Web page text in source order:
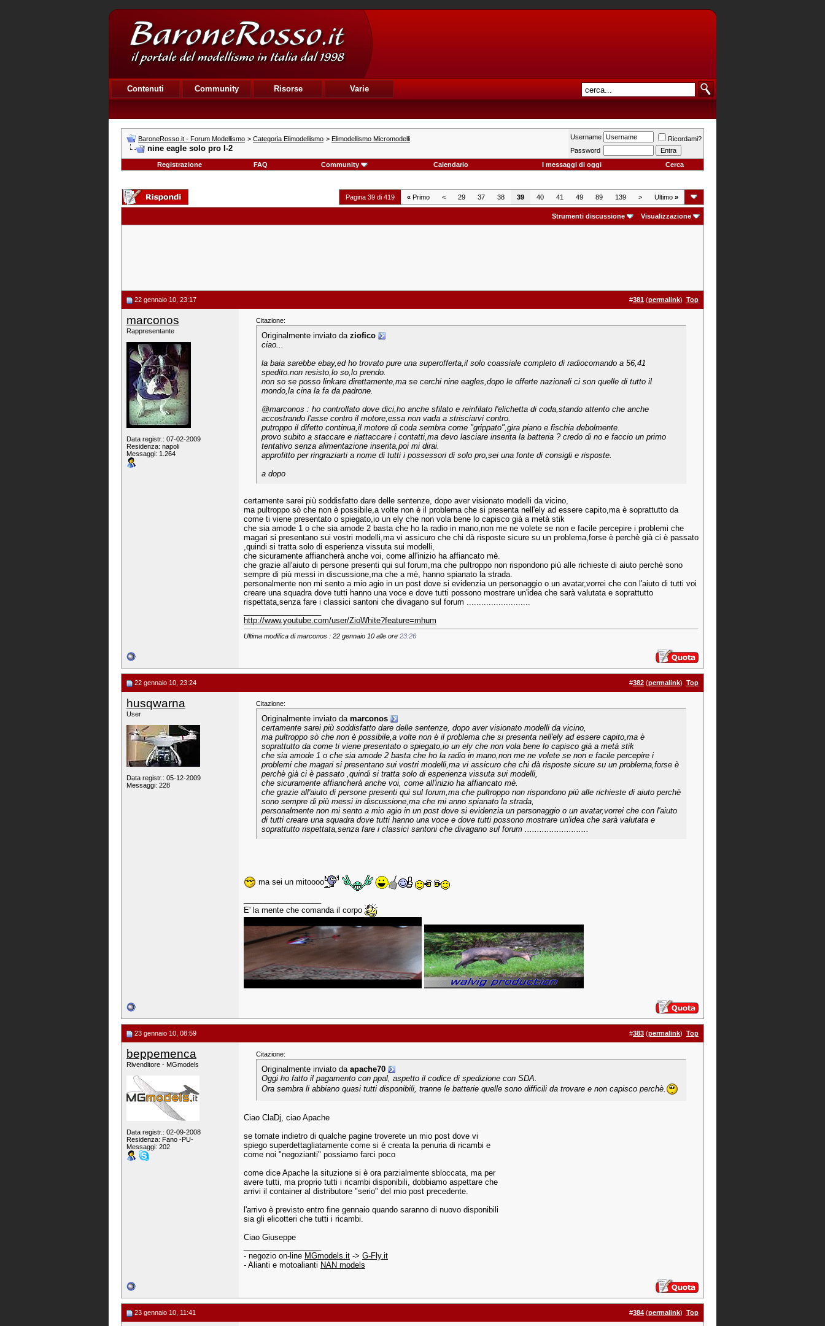
Contenuti Community Risorse Varie
BaroneRosso.it - Forum Modellismo > Categoria Elimodellismo > Elimodellismo Micromodelli
nine eagle solo pro I-2
Username
Ricordami?
Password
Registrazione
FAQ Community Calendario I messaggi di oggi Cerca
Pagina 39 di 419 « Primo < 29 37 38 39 40 41 49 89 139 > Ultimo »
Strumenti discussione Visualizzazione
22 gennaio 10, 23:17 #381 (permalink) Top
marconos
Rappresentante
Data registr.: 07-02-2009
Residenza: napoli
Messaggi: 1.264
Citazione:
Originalmente inviato da ziofico
ciao...
la baia sarebbe ebay,ed ho trovato pure una superofferta,il solo coassiale completo di radiocomando a 56,41
spedito.non resisto,lo so,lo prendo.
non so se posso linkare direttamente,ma se cerchi nine eagles,dopo le offerte nazionali ci son quelle di tutto il
mondo,la cina la fa da padrone.
@marconos : ho controllato dove dici,ho anche sfilato e reinfilato l'elichetta di coda,stando attento che anche
accostrando l'asse contro il motore,essa non vada a strisciarvi contro.
putroppo il difetto continua,il motore di coda sembra come "grippato",gira piano e fischia debolmente.
provo subito a staccare e riattaccare i contatti,ma devo lasciare inserita la batteria ? credo di no e faccio un primo
tentativo senza alimentazione inserita,poi mi dirai.
approfitto per ringraziarti a nome di tutti i possessori di solo pro,sei una fonte di consigli e risposte.
a dopo
certamente sarei più soddisfatto dare delle sentenze, dopo aver visionato modelli da vicino,
ma pultroppo sò che non è possibile,a volte non è il problema che si presenta nell'ely ad essere capito,ma è soprattutto da
come ti viene presentato o spiegato,io un ely che non vola bene lo capisco già a metà stik
che sia amode 1 o che sia amode 2 basta che ho la radio in mano,non me ne volete se non e facile percepire i problemi che
magari si presentano sui vostri modelli,ma vi assicuro che chi dà risposte sicure su un problema,forse è perchè già ci è passato
,quindi si tratta solo di esperienza vissuta sui modelli,
che sicuramente affiancherà anche voi, come all'inizio ha affiancato mè.
che grazie all'aiuto di persone presenti qui sul forum,ma che pultroppo non rispondono più alle richieste di aiuto perchè sono
sempre di più messi in discussione,ma che a mè, hanno spianato la strada.
personalmente non mi sento a mio agio in un post dove si evidenzia un personaggio o un avatar,vorrei che con l'aiuto di tutti voi
creare una squadra dove tutti hanno una voce e dove tutti possono mostrare un'idea che sarà valutata e soprattutto
rispettata,senza fare i classici santoni che divagano sul forum ..........................
http://www.youtube.com/user/ZioWhite?feature=mhum
Ultima modifica di marconos : 22 gennaio 10 alle ore 23:26
22 gennaio 10, 23:24 #382 (permalink) Top
husqwarna
User
Data registr.: 05-12-2009
Messaggi: 228
Citazione:
Originalmente inviato da marconos
certamente sarei più soddisfatto dare delle sentenze, dopo aver visionato modelli da vicino,
ma pultroppo sò che non è possibile,a volte non è il problema che si presenta nell'ely ad essere capito,ma è
soprattutto da come ti viene presentato o spiegato,io un ely che non vola bene lo capisco già a metà stik
che sia amode 1 o che sia amode 2 basta che ho la radio in mano,non me ne volete se non e facile percepire i
problemi che magari si presentano sui vostri modelli,ma vi assicuro che chi dà risposte sicure su un problema,forse è
perchè già ci è passato ,quindi si tratta solo di esperienza vissuta sui modelli,
che sicuramente affiancherà anche voi, come all'inizio ha affiancato mè.
che grazie all'aiuto di persone presenti qui sul forum,ma che pultroppo non rispondono più alle richieste di aiuto perchè
sono sempre di più messi in discussione,ma che mi anno spianato la strada,
personalmente non mi sento a mio agio in un post dove si evidenzia un personaggio o un avatar,vorrei che con l'aiuto
di tutti creare una squadra dove tutti hanno una voce e dove tutti possono mostrare un'idea che sarà valutata e
soprattutto rispettata,senza fare i classici santoni che divagano sul forum ..........................
ma sei un mitoooo
E' la mente che comanda il corpo
23 gennaio 10, 08:59 #383 (permalink) Top
beppemenca
Rivenditore - MGmodels
Data registr.: 02-09-2008
Residenza: Fano -PU-
Messaggi: 202
Citazione:
Originalmente inviato da apache70
Oggi ho fatto il pagamento con ppal, aspetto il codice di spedizione con SDA.
Ora sembra li abbiano quasi tutti disponibili, tranne le batterie quelle sono difficili da trovare e non capisco perchè.
Ciao ClaDj, ciao Apache
se tornate indietro di qualche pagine troverete un mio post dove vi
spiego superdettagliatamente come si è creata la penuria di ricambi e
come noi "negozianti" possiamo farci poco
come dice Apache la situzione si è ora parzialmente sbloccata, ma per
avere tutti, ma proprio tutti i ricambi disponibili, dobbiamo aspettare che
arrivi il container al distributore "serio" del mio post precedente.
l'arrivo è previsto entro fine gennaio quando saranno di nuovo disponibili
sia gli elicotteri che tutti i ricambi.
Ciao Giuseppe
- negozio on-line MGmodels.it -> G-Fly.it
- Alianti e motoalianti NAN models
23 gennaio 10, 11:41 #384 (permalink) Top